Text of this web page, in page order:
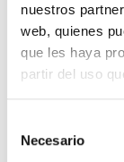
nuestros
web, quienes
que les haya
partir del uso
de cookies
Necesario
La vida a veces
sabemos muy
reponernos. ¡No
discapacidad